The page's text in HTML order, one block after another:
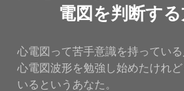
電図を判断する
心電図って苦手意識を持っている
心電図波形を勉強し始めたけれ
いるというあなた。